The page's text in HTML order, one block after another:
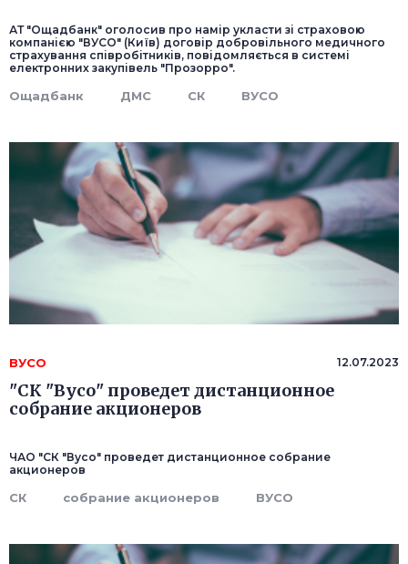
АТ "Ощадбанк" оголосив про намір укласти зі страховою
компанією "ВУСО" (Київ) договір добровільного медичного
страхування співробітників, повідомляється в системі
електронних закупівель "Прозорро".
Ощадбанк ДМС СК ВУСО
ВУСО 12.07.2023
"СК "Вусо" проведет дистанционное
собрание акционеров
ЧАО "СК "Вусо" проведет дистанционное собрание
акционеров
СК собрание акционеров ВУСО